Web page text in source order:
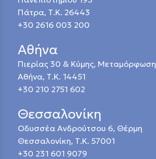
Πάτρα, Τ.Κ. 26443
+30 2616 003 200
Αθήνα
Πιερίας 30 & Κύμης, Μεταμόρφωση
Αθήνα, Τ.Κ. 14451
+30 210 2751 602
Θεσσαλονίκη
Οδυσσέα Ανδρούτσου 6, Θέρμη
Θεσσαλονίκη, Τ.Κ. 57001
+30 231 601 9079